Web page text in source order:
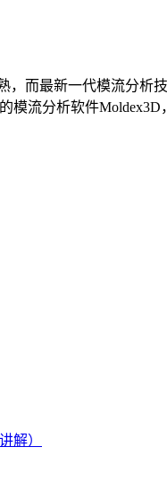
而最新一代模流分析
流分析软件
解）